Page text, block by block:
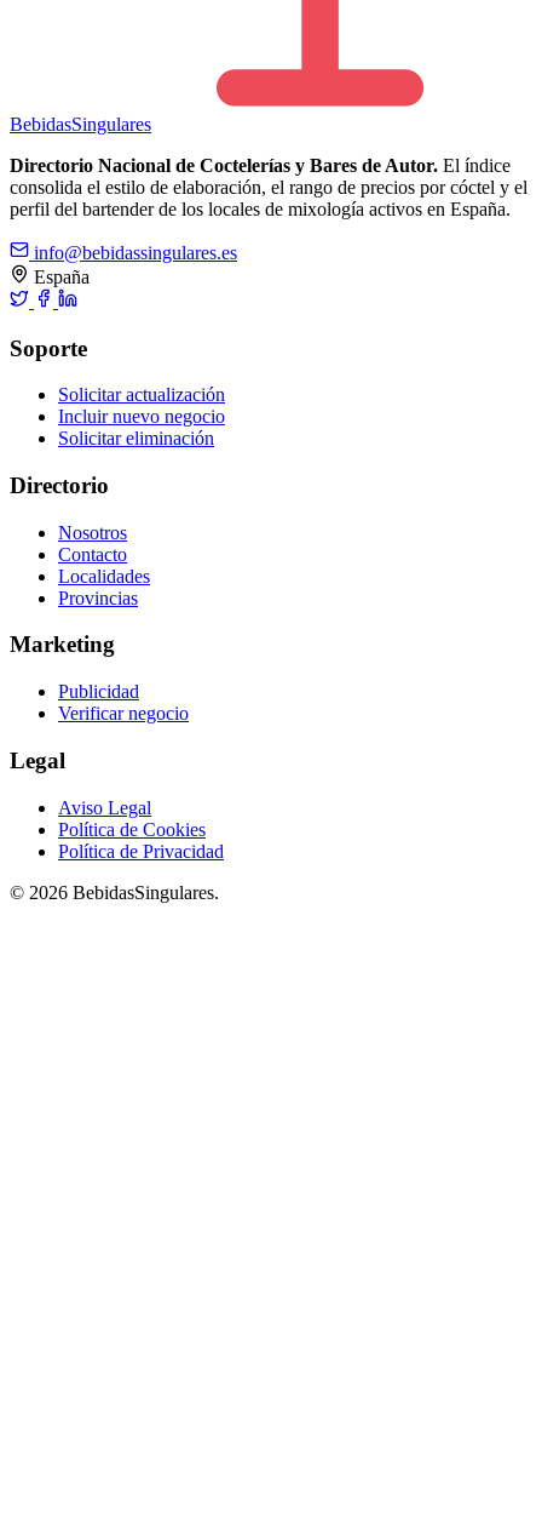
BebidasSingulares
Directorio Nacional de Coctelerías y Bares de Autor. El índice
consolida el estilo de elaboración, el rango de precios por cóctel y el
perfil del bartender de los locales de mixología activos en España.
info@bebidassingulares.es
España
Soporte
Solicitar actualización
Incluir nuevo negocio
Solicitar eliminación
Directorio
Nosotros
Contacto
Localidades
Provincias
Marketing
Publicidad
Verificar negocio
Legal
Aviso Legal
Política de Cookies
Política de Privacidad
© 2026 BebidasSingulares.